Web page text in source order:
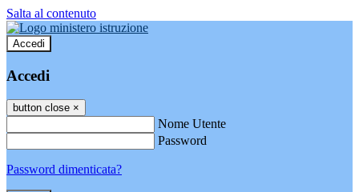
Salta al contenuto
Accedi
Accedi
button close ×
Nome Utente
Password
Password dimenticata?